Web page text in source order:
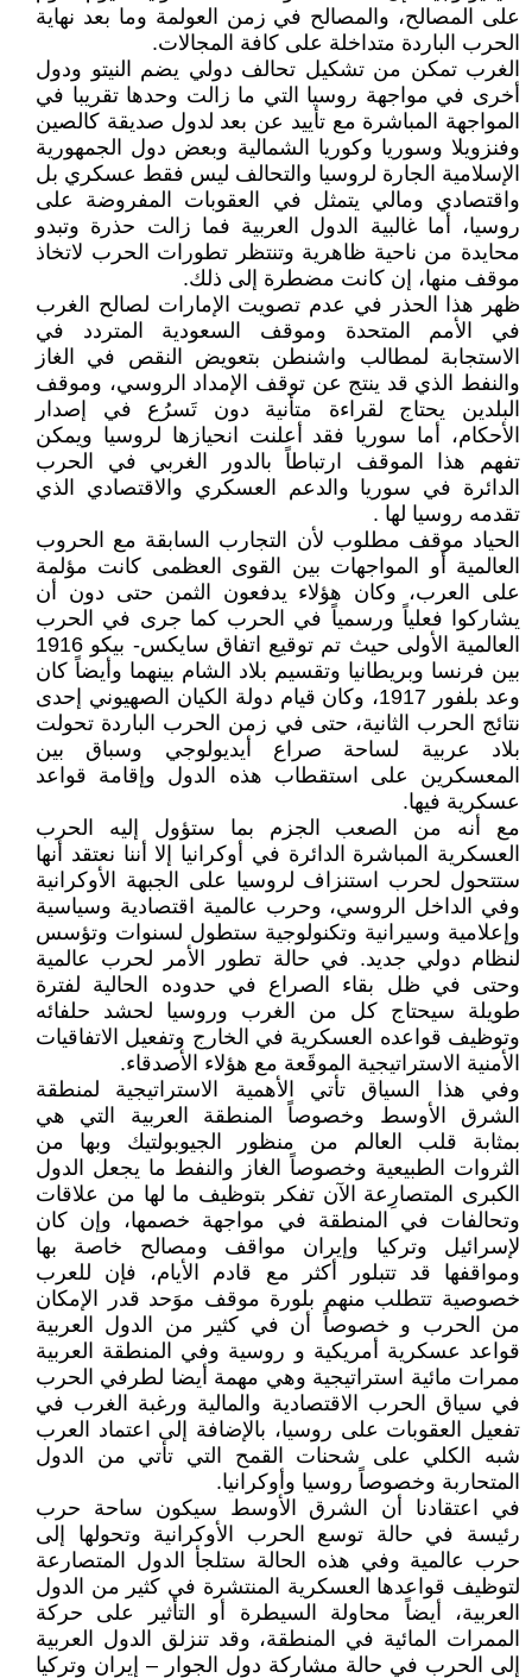
على المصالح، والمصالح في زمن العولمة وما بعد نهاية
الحرب الباردة متداخلة على كافة المجالات.
الغرب تمكن من تشكيل تحالف دولي يضم النيتو ودول
أخرى في مواجهة روسيا التي ما زالت وحدها تقريبا في
المواجهة المباشرة مع تأييد عن بعد لدول صديقة كالصين
وفنزويلا وسوريا وكوريا الشمالية وبعض دول الجمهورية
الإسلامية الجارة لروسيا والتحالف ليس فقط عسكري بل
واقتصادي ومالي يتمثل في العقوبات المفروضة على
روسيا، أما غالبية الدول العربية فما زالت حذرة وتبدو
محايدة من ناحية ظاهرية وتنتظر تطورات الحرب لاتخاذ
موقف منها، إن كانت مضطرة إلى ذلك.
ظهر هذا الحذر في عدم تصويت الإمارات لصالح الغرب
في الأمم المتحدة وموقف السعودية المتردد في
الاستجابة لمطالب واشنطن بتعويض النقص في الغاز
والنفط الذي قد ينتج عن توقف الإمداد الروسي، وموقف
البلدين يحتاج لقراءة متأنية دون تَسرُع في إصدار
الأحكام، أما سوريا فقد أعلنت انحيازها لروسيا ويمكن
تفهم هذا الموقف ارتباطاً بالدور الغربي في الحرب
الدائرة في سوريا والدعم العسكري والاقتصادي الذي
تقدمه روسيا لها .
الحياد موقف مطلوب لأن التجارب السابقة مع الحروب
العالمية أو المواجهات بين القوى العظمى كانت مؤلمة
على العرب، وكان هؤلاء يدفعون الثمن حتى دون أن
يشاركوا فعلياً ورسمياً في الحرب كما جرى في الحرب
العالمية الأولى حيث تم توقيع اتفاق سايكس- بيكو 1916
بين فرنسا وبريطانيا وتقسيم بلاد الشام بينهما وأيضاً كان
وعد بلفور 1917، وكان قيام دولة الكيان الصهيوني إحدى
نتائج الحرب الثانية، حتى في زمن الحرب الباردة تحولت
بلاد عربية لساحة صراع أيديولوجي وسباق بين
المعسكرين على استقطاب هذه الدول وإقامة قواعد
عسكرية فيها.
مع أنه من الصعب الجزم بما ستؤول إليه الحرب
العسكرية المباشرة الدائرة في أوكرانيا إلا أننا نعتقد أنها
ستتحول لحرب استنزاف لروسيا على الجبهة الأوكرانية
وفي الداخل الروسي، وحرب عالمية اقتصادية وسياسية
وإعلامية وسيرانية وتكنولوجية ستطول لسنوات وتؤسس
لنظام دولي جديد. في حالة تطور الأمر لحرب عالمية
وحتى في ظل بقاء الصراع في حدوده الحالية لفترة
طويلة سيحتاج كل من الغرب وروسيا لحشد حلفائه
وتوظيف قواعده العسكرية في الخارج وتفعيل الاتفاقيات
الأمنية الاستراتيجية الموقَعة مع هؤلاء الأصدقاء.
وفي هذا السياق تأتي الأهمية الاستراتيجية لمنطقة
الشرق الأوسط وخصوصاً المنطقة العربية التي هي
بمثابة قلب العالم من منظور الجيوبولتيك وبها من
الثروات الطبيعية وخصوصاً الغاز والنفط ما يجعل الدول
الكبرى المتصارِعة الآن تفكر بتوظيف ما لها من علاقات
وتحالفات في المنطقة في مواجهة خصمها، وإن كان
لإسرائيل وتركيا وإيران مواقف ومصالح خاصة بها
ومواقفها قد تتبلور أكثر مع قادم الأيام، فإن للعرب
خصوصية تتطلب منهم بلورة موقف موَحد قدر الإمكان
من الحرب و خصوصاً أن في كثير من الدول العربية
قواعد عسكرية أمريكية و روسية وفي المنطقة العربية
ممرات مائية استراتيجية وهي مهمة أيضا لطرفي الحرب
في سياق الحرب الاقتصادية والمالية ورغبة الغرب في
تفعيل العقوبات على روسيا، بالإضافة إلى اعتماد العرب
شبه الكلي على شحنات القمح التي تأتي من الدول
المتحاربة وخصوصاً روسيا وأوكرانيا.
في اعتقادنا أن الشرق الأوسط سيكون ساحة حرب
رئيسة في حالة توسع الحرب الأوكرانية وتحولها إلى
حرب عالمية وفي هذه الحالة ستلجأ الدول المتصارعة
لتوظيف قواعدها العسكرية المنتشرة في كثير من الدول
العربية، أيضاً محاولة السيطرة أو التأثير على حركة
الممرات المائية في المنطقة، وقد تنزلق الدول العربية
إلى الحرب في حالة مشاركة دول الجوار – إيران وتركيا